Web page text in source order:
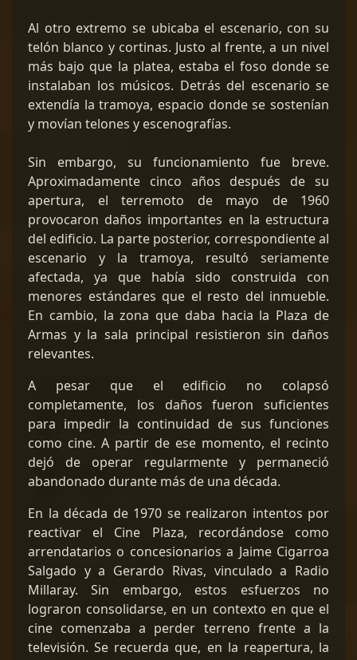
Al otro extremo se ubicaba el escenario, con su
telón blanco y cortinas. Justo al frente, a un nivel
más bajo que la platea, estaba el foso donde se
instalaban los músicos. Detrás del escenario se
extendía la tramoya, espacio donde se sostenían
y movían telones y escenografías.
Sin embargo, su funcionamiento fue breve.
Aproximadamente cinco años después de su
apertura, el terremoto de mayo de 1960
provocaron daños importantes en la estructura
del edificio. La parte posterior, correspondiente al
escenario y la tramoya, resultó seriamente
afectada, ya que había sido construida con
menores estándares que el resto del inmueble.
En cambio, la zona que daba hacia la Plaza de
Armas y la sala principal resistieron sin daños
relevantes.
A pesar que el edificio no colapsó
completamente, los daños fueron suficientes
para impedir la continuidad de sus funciones
como cine. A partir de ese momento, el recinto
dejó de operar regularmente y permaneció
abandonado durante más de una década.
En la década de 1970 se realizaron intentos por
reactivar el Cine Plaza, recordándose como
arrendatarios o concesionarios a Jaime Cigarroa
Salgado y a Gerardo Rivas, vinculado a Radio
Millaray. Sin embargo, estos esfuerzos no
lograron consolidarse, en un contexto en que el
cine comenzaba a perder terreno frente a la
televisión. Se recuerda que, en la reapertura, la